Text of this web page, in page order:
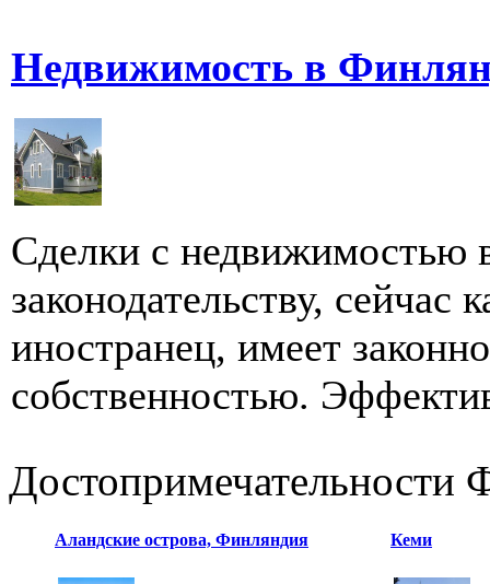
Недвижимость в
Сделки с
законодательству,
иностранец, имеет
собственностью.
Достопримечательности
Аландские острова, Финляндия Кеми